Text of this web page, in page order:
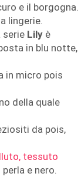
e il borgogna.
lingerie.
serie Lily è
in blu notte,
in micro pois
della quale
da pois,
tessuto
e nero.